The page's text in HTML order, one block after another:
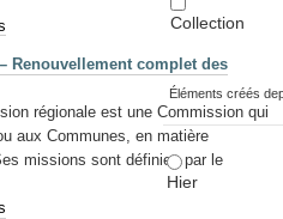
Collection
Éléments créés
Hier
Renouvellement complet des
régionale est une Commission qui
aux Communes, en matière
missions sont définies par le